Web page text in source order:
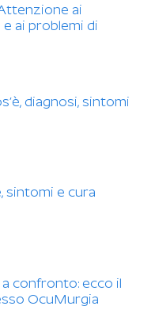
ai
ai problemi di
diagnosi, sintomi
sintomi e cura
confronto: ecco il
OcuMurgia